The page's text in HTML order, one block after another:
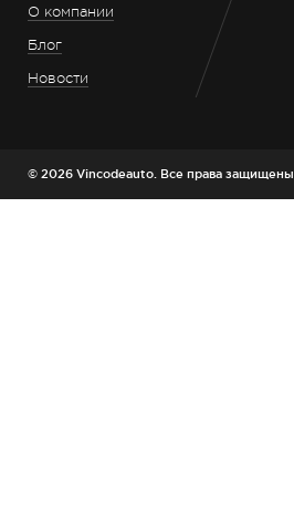
О компании
Блог
Новости
© 2026 Vincodeauto. Все права защищены.